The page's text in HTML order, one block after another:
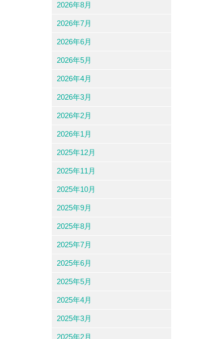
2026年8月
2026年7月
2026年6月
2026年5月
2026年4月
2026年3月
2026年2月
2026年1月
2025年12月
2025年11月
2025年10月
2025年9月
2025年8月
2025年7月
2025年6月
2025年5月
2025年4月
2025年3月
2025年2月